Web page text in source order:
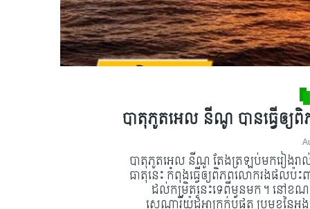
បាតុភូតអេល នីណូ បានធ្វើឲ្យ
បាតុភូតអេល នីណូ តែងត្រឡប់មករៀងរាល់
ធាតុ​នេះ កំពុងធ្វើឲ្យពិភពលោករងផល
ដល់​កម្រិតនេះទេពីមុនមក។ នៅខណៈ
សេណារីយ៉ូដ៏អាក្រក់បំផុត ប្រមុខនៃអង្